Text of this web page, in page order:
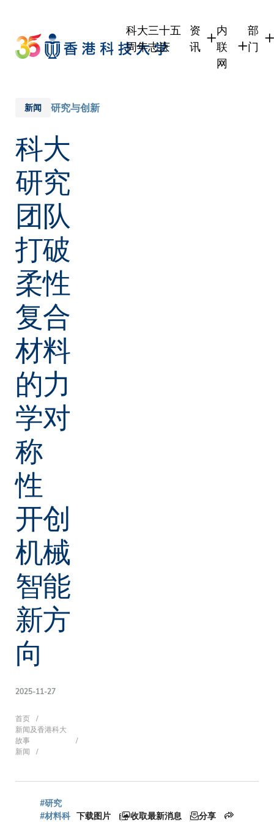
main
content
科大三十五
周年志庆
资
讯
内
联
网
部
门
新闻 研究与创新
科大
研究
团队
打破
柔性
复合
材料
的力
学对
称
性
开创
机械
智能
新方
向
2025-11-27
面
包
首页
新闻及香港科大
故事
新闻
#研究
#材料科 下载图片 收取最新消息 分享